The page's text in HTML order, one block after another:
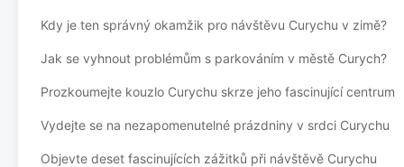
Kdy je ten správný okamžik pro návštěvu Curychu v zimě?
Jak se vyhnout problémům s parkováním v městě Curych?
Prozkoumejte kouzlo Curychu skrze jeho fascinující centrum
Vydejte se na nezapomenutelné prázdniny v srdci Curychu
Objevte deset fascinujících zážitků při návštěvě Curychu